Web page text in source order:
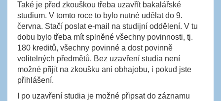
Také je před zkouškou třeba uzavřít bakalářské
studium. V tomto roce to bylo nutné udělat do 9.
června. Stačí poslat e-mail na studijní oddělení. V tu
dobu bylo třeba mít splněné všechny povinnosti, tj.
180 kreditů, všechny povinné a dost povinně
volitelných předmětů. Bez uzavření studia není
možné přijít na zkoušku ani obhajobu, i pokud jste
přihlášení.
I po uzavření studia je možné připsat do záznamu